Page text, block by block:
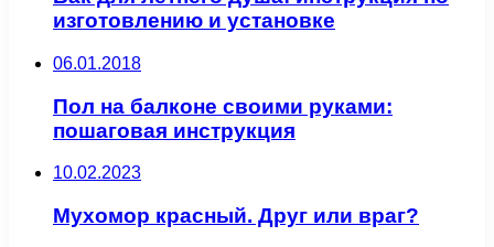
изготовлению и установке
06.01.2018
Пол на балконе своими руками:
пошаговая инструкция
10.02.2023
Мухомор красный. Друг или враг?